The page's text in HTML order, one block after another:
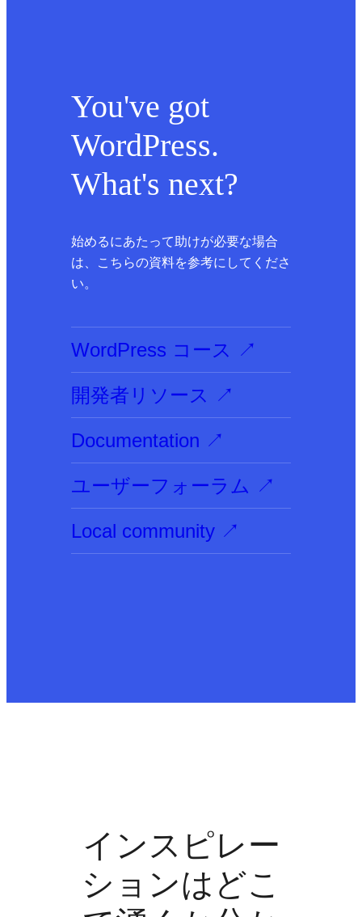
You've got
WordPress.
What's next?
始めるにあたって助けが必要な場合
は、こちらの資料を参考にしてくださ
い。
WordPress コース ↗
開発者リソース ↗
Documentation ↗
ユーザーフォーラム ↗
Local community ↗
インスピレー
ションはどこ